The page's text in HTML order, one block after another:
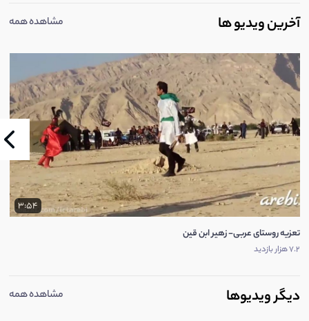
آخرین ویدیو ها مشاهده همه
3:54
تعزیه روستای عربی- زهیر ابن قین
7.2 هزار بازدید
دیگر ویدیوها مشاهده همه